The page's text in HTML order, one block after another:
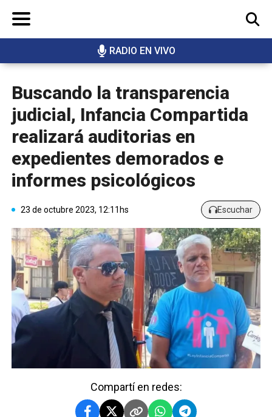
RADIO EN VIVO
BUSCAR
Buscando la transparencia
judicial, Infancia Compartida
realizará auditorias en
expedientes demorados e
informes psicológicos
23 de octubre 2023, 12:11hs Escuchar
Compartí en redes: